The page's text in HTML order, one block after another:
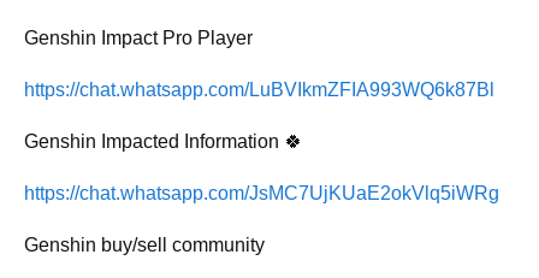
Genshin Impact Pro Player
https://chat.whatsapp.com/LuBVIkmZFIA993WQ6k87Bl
Genshin Impacted Information 🍀
https://chat.whatsapp.com/JsMC7UjKUaE2okVlq5iWRg
Genshin buy/sell community